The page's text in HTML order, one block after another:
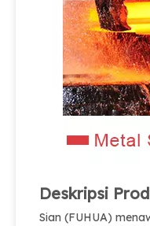
Deskripsi
Sian (FUHUA)